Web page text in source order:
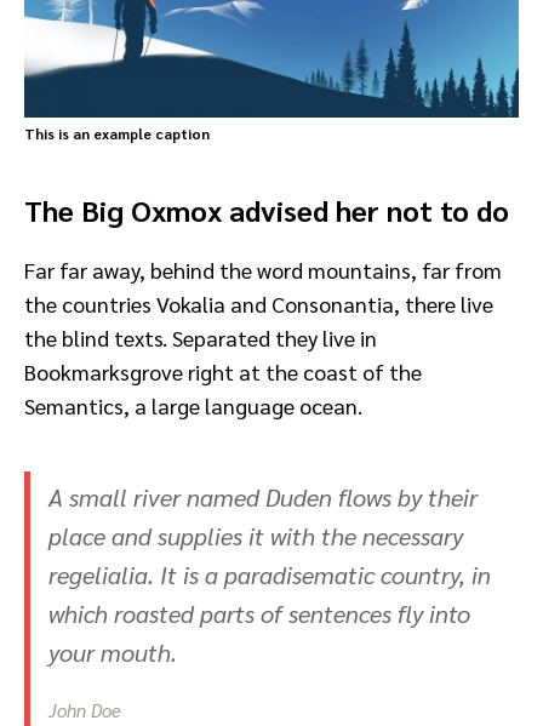
This is an example caption
The Big Oxmox advised her not to do
Far far away, behind the word mountains, far from
the countries Vokalia and Consonantia, there live
the blind texts. Separated they live in
Bookmarksgrove right at the coast of the
Semantics, a large language ocean.
A small river named Duden flows by their
place and supplies it with the necessary
regelialia. It is a paradisematic country, in
which roasted parts of sentences fly into
your mouth.
John Doe